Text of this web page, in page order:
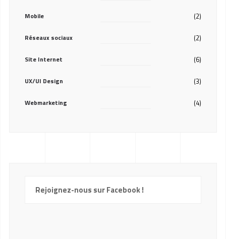
Mobile (2)
Réseaux sociaux (2)
Site Internet (6)
UX/UI Design (3)
Webmarketing (4)
Rejoignez-nous sur Facebook !